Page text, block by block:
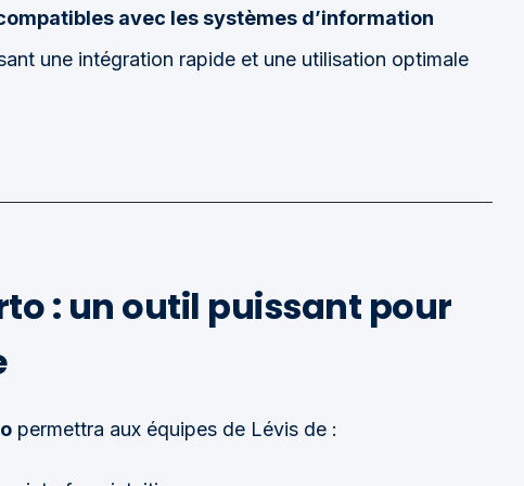
avec les systèmes d’information
une intégration rapide et une utilisation optimale
: un outil puissant pour
permettra aux équipes de Lévis de :